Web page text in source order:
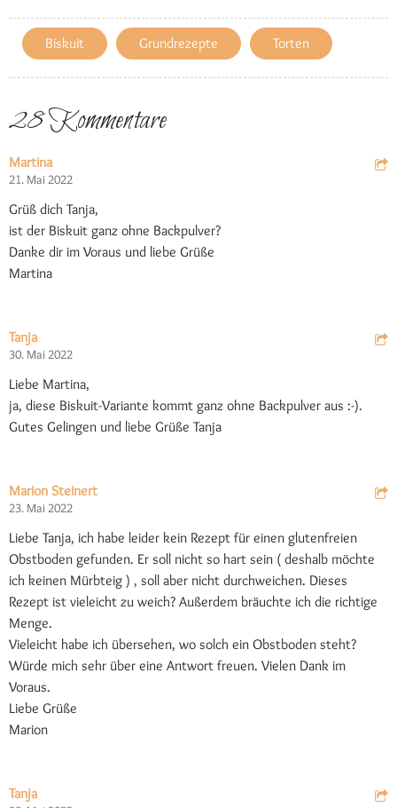
Biskuit Grundrezepte Torten
28 Kommentare
Martina
21. Mai 2022
Grüß dich Tanja,
ist der Biskuit ganz ohne Backpulver?
Danke dir im Voraus und liebe Grüße
Martina
Tanja
30. Mai 2022
Liebe Martina,
ja, diese Biskuit-Variante kommt ganz ohne Backpulver aus :-).
Gutes Gelingen und liebe Grüße Tanja
Marion Steinert
23. Mai 2022
Liebe Tanja, ich habe leider kein Rezept für einen glutenfreien
Obstboden gefunden. Er soll nicht so hart sein ( deshalb möchte
ich keinen Mürbteig ) , soll aber nicht durchweichen. Dieses
Rezept ist vieleicht zu weich? Außerdem bräuchte ich die richtige
Menge.
Vieleicht habe ich übersehen, wo solch ein Obstboden steht?
Würde mich sehr über eine Antwort freuen. Vielen Dank im
Voraus.
Liebe Grüße
Marion
Tanja